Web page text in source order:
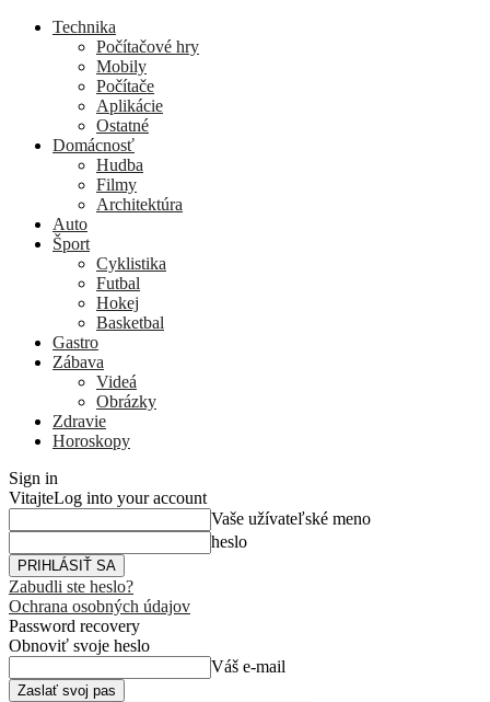
Technika
Počítačové hry
Mobily
Počítače
Aplikácie
Ostatné
Domácnosť
Hudba
Filmy
Architektúra
Auto
Šport
Cyklistika
Futbal
Hokej
Basketbal
Gastro
Zábava
Videá
Obrázky
Zdravie
Horoskopy
Sign in
VitajteLog into your account
Vaše užívateľské meno
heslo
Zabudli ste heslo?
Ochrana osobných údajov
Password recovery
Obnoviť svoje heslo
Váš e-mail